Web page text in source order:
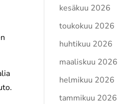
kesäkuu 2026
toukokuu 2026
huhtikuu 2026
maaliskuu 2026
helmikuu 2026
tammikuu 2026